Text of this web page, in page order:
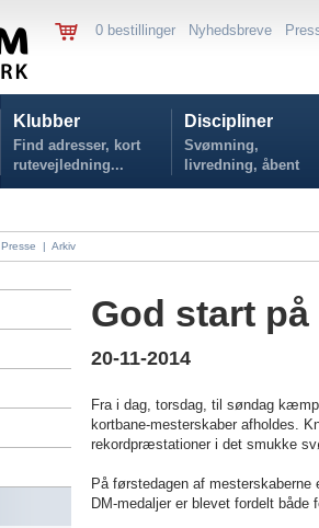
0 bestillinger Nyhedsbreve
Klubber
Find adresser, kort
rutevejledning...
Discipliner
Svømning,
livredning, åbent
vand...
Presse | Arkiv
God start på
20-11-2014
Fra i dag, torsdag, til søndag
kortbane-mesterskaber afholdes.
rekordpræstationer i det smukke
På førstedagen af
DM-medaljer er blevet fordelt både